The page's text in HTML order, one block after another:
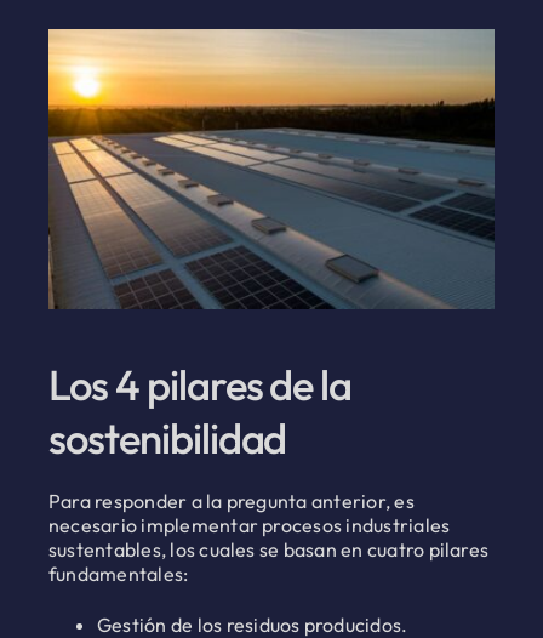
Los 4 pilares de la
sostenibilidad
Para responder a la pregunta anterior, es
necesario implementar procesos industriales
sustentables, los cuales se basan en cuatro pilares
fundamentales:
Gestión de los residuos producidos.